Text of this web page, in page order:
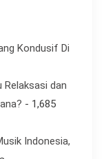
Kondusif Di
Relaksasi dan
- 1,685
Indonesia,